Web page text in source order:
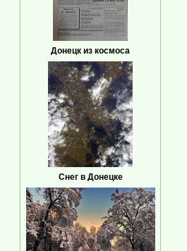
Донецк из космоса
Снег в Донецке